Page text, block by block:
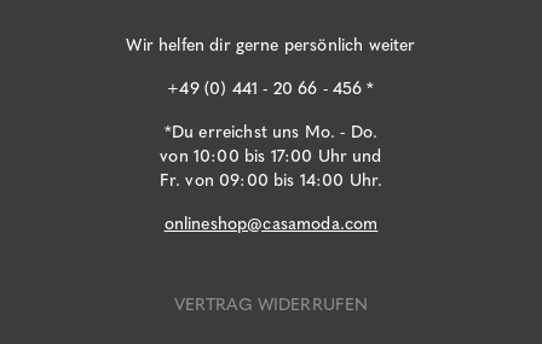
Wir helfen dir gerne persönlich weiter
+49 (0) 441 - 20 66 - 456 *
*Du erreichst uns Mo. - Do.
von 10:00 bis 17:00 Uhr und
Fr. von 09:00 bis 14:00 Uhr.
onlineshop@casamoda.com
VERTRAG WIDERRUFEN